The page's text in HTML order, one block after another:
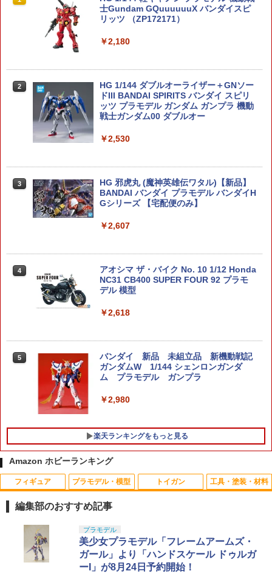
士Gundam GQuuuuuuX バンダイスピ
リッツ （ZP172171）
￥2,180
2
HG 1/144 ダブルオーライザー＋GNソー
ドIII BANDAI SPIRITS バンダイ スピリ
ッツ プラモデル ガンダム ガンプラ 機動
戦士ガンダム00 ダブルオー
￥2,530
3
HG 邪虎丸 (魔神英雄伝ワタル)【新品】
BANDAI バンダイ プラモデル バンダイH
Gシリーズ 【宅配便のみ】
￥2,607
4
アオシマ ザ・バイク No. 10 1/12 Honda
NC31 CB400 SUPER FOUR 92 プラモ
デル 模型
￥2,618
5
バンダイ 新品 未組立品 新機動戦記
ガンダムW 1/144 シェンロンガンダ
ム プラモデル ガンプラ
￥2,980
楽天ランキングをもっと見る
1
ねんどろいど 『その着せ替え人形（ビス
ク・ドール）は恋をする』 黒江雫 ノン
スケール 【2172】 (塗装済み可動フィギ
￥6,584
1
ミニポーチ［戦人 senjin 迷彩 camo カ
モ カモフラージュ サバゲー アウトドア
バッグ バック 小物入れ ポーチ MOLLE
RDURA」
￥1,320
1
タカラトミー ドリームトミカ SP トイ・
ストーリー 30周年 バズ・ライトイヤー
NINJA ver．
￥640
Amazon ホビーランキング
フィギュア
TAMASHII NATIONS S.H.フィギュアー
ツ（真骨彫製法） 仮面ライダーBLACK
RX 約150mm PVC&ABS&布製 塗装済み
可動フィギュア
プラモデル・模型
BANDAI SPIRITS(バンダイ スピリッツ)
HG 機動新世紀ガンダムX ガンダムレオ
パルド 1/144スケール 色分け済みプラモ
デル
トイガン
東京マルイ(TOKYO MARUI) No.25 コル
ト ガバメント HG 18歳以上エアーHOP
ハンドガン
￥3,384
工具・塗装・材料
LOCTITE(ロックタイト) シールはがし
プレミアム 220ml
￥962
編集部のおすすめ記事
プラモデル
美少女プラモデル「フレームアームズ・
ガール」より「ハンドスケール ドゥルガ
ーI」が8月24日予約開始！